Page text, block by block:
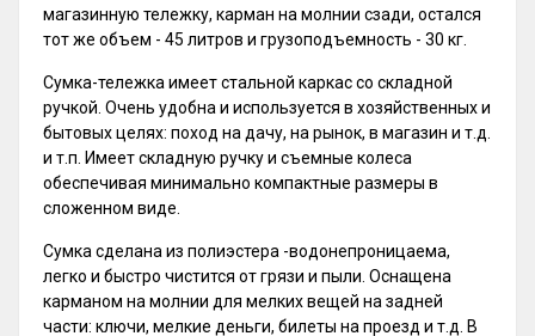
магазинную тележку, карман на молнии сзади, остался
тот же объем - 45 литров и грузоподъемность - 30 кг.
Сумка-тележка имеет стальной каркас со складной
ручкой. Очень удобна и используется в хозяйственных и
бытовых целях: поход на дачу, на рынок, в магазин и т.д.
и т.п. Имеет складную ручку и съемные колеса
обеспечивая минимально компактные размеры в
сложенном виде.
Сумка сделана из полиэстера -водонепроницаема,
легко и быстро чистится от грязи и пыли. Оснащена
карманом на молнии для мелких вещей на задней
части: ключи, мелкие деньги, билеты на проезд и т.д. В